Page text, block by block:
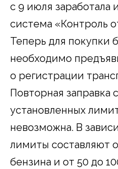
с 9 июля заработала
система «Контроль
Теперь для покупки
необходимо
о регистрации
Повторная заправка
установленных
невозможна. В
лимиты составляют
бензина и от 50 до